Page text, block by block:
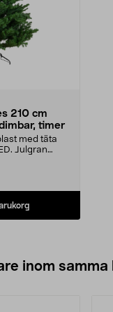
210 cm
timer
med täta
Julgran
inom